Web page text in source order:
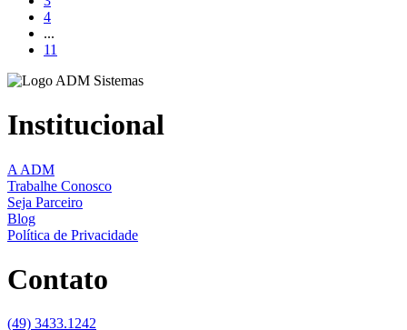
4
...
11
Institucional
A ADM
Trabalhe Conosco
Seja Parceiro
Blog
Política de Privacidade
Contato
(49) 3433.1242